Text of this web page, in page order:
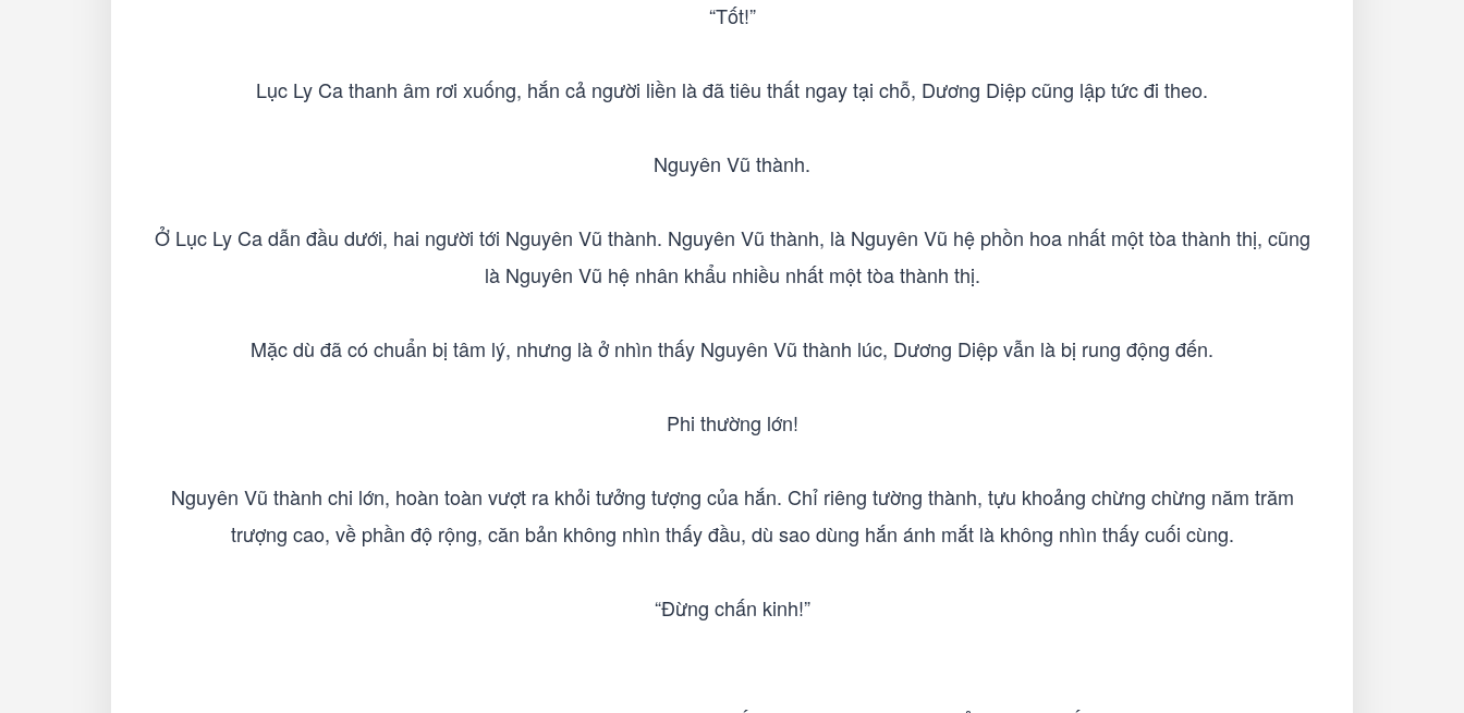
“Tốt!”
Lục Ly Ca thanh âm rơi xuống, hắn cả người liền là đã tiêu thất ngay tại chỗ, Dương Diệp cũng lập tức đi theo.
Nguyên Vũ thành.
Ở Lục Ly Ca dẫn đầu dưới, hai người tới Nguyên Vũ thành. Nguyên Vũ thành, là Nguyên Vũ hệ phồn hoa nhất một tòa thành thị, cũng
là Nguyên Vũ hệ nhân khẩu nhiều nhất một tòa thành thị.
Mặc dù đã có chuẩn bị tâm lý, nhưng là ở nhìn thấy Nguyên Vũ thành lúc, Dương Diệp vẫn là bị rung động đến.
Phi thường lớn!
Nguyên Vũ thành chi lớn, hoàn toàn vượt ra khỏi tưởng tượng của hắn. Chỉ riêng tường thành, tựu khoảng chừng chừng năm trăm
trượng cao, về phần độ rộng, căn bản không nhìn thấy đầu, dù sao dùng hắn ánh mắt là không nhìn thấy cuối cùng.
“Đừng chấn kinh!”